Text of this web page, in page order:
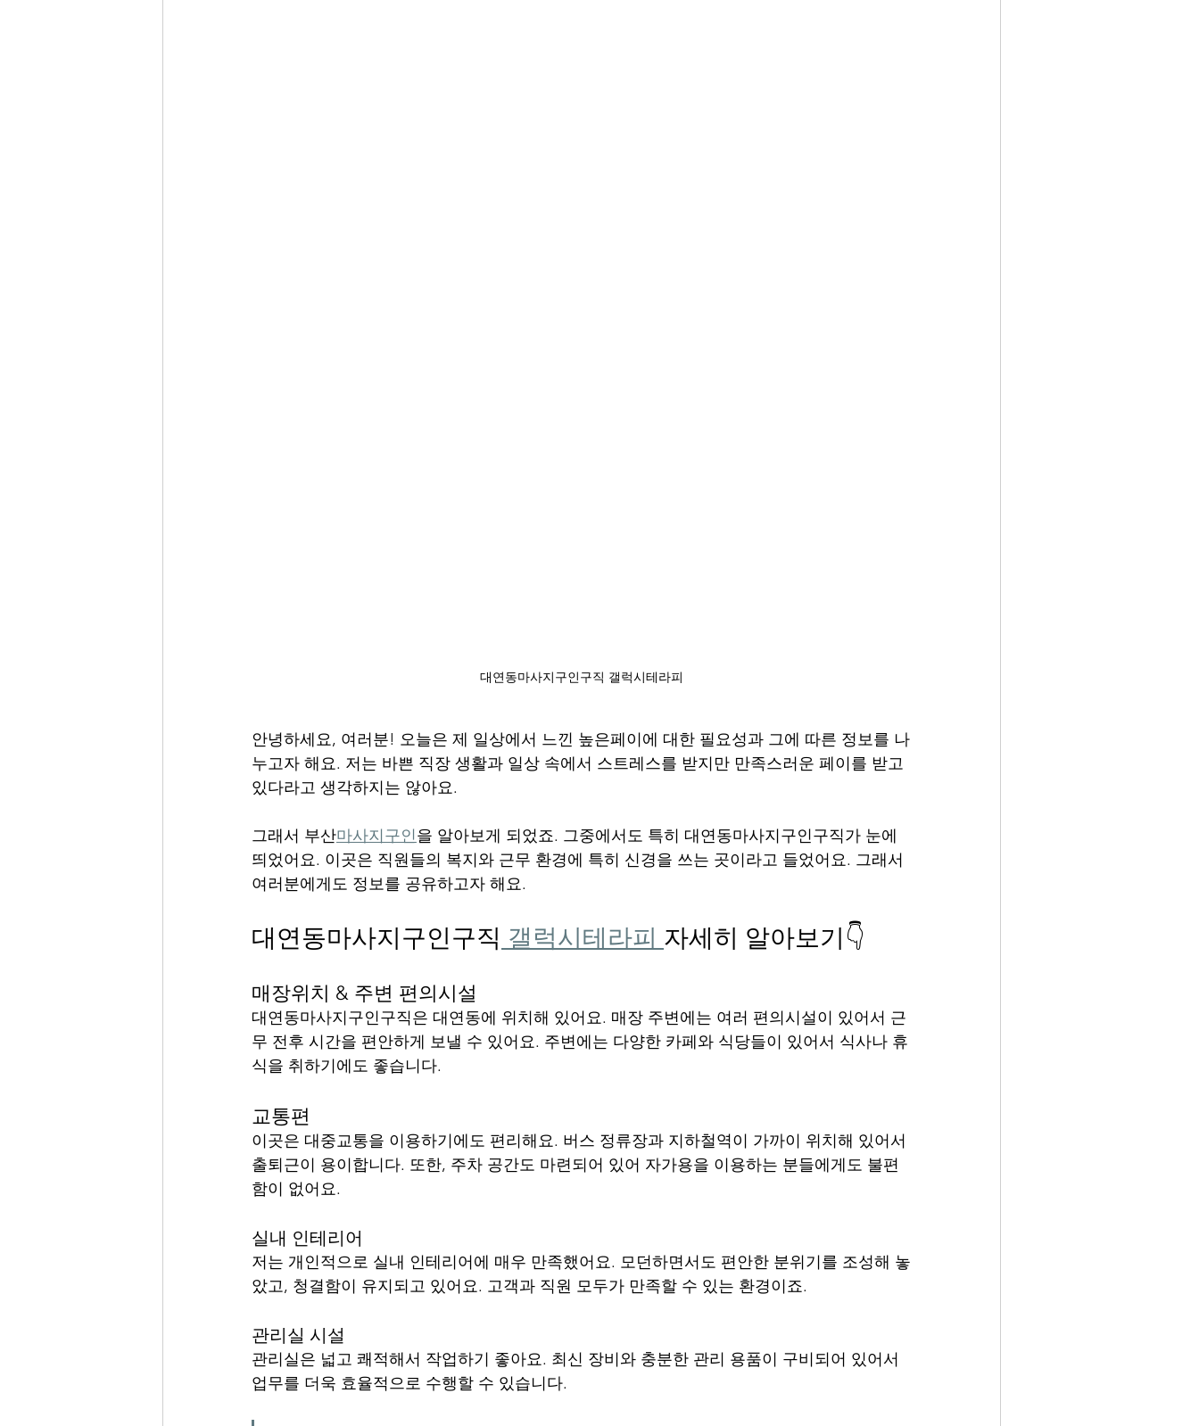
대연동마사지구인구직 갤럭시테라피
안녕하세요, 여러분! 오늘은 제 일상에서 느낀 높은페이에 대한 필요성과 그에 따른 정보를 나
누고자 해요. 저는 바쁜 직장 생활과 일상 속에서 스트레스를 받지만 만족스러운 페이를 받고
있다라고 생각하지는 않아요.
그래서 부산마사지구인을 알아보게 되었죠. 그중에서도 특히 대연동마사지구인구직가 눈에
띄었어요. 이곳은 직원들의 복지와 근무 환경에 특히 신경을 쓰는 곳이라고 들었어요. 그래서
여러분에게도 정보를 공유하고자 해요.
대연동마사지구인구직 갤럭시테라피 자세히 알아보기👇
매장위치 & 주변 편의시설
대연동마사지구인구직은 대연동에 위치해 있어요. 매장 주변에는 여러 편의시설이 있어서 근
무 전후 시간을 편안하게 보낼 수 있어요. 주변에는 다양한 카페와 식당들이 있어서 식사나 휴
식을 취하기에도 좋습니다.
교통편
이곳은 대중교통을 이용하기에도 편리해요. 버스 정류장과 지하철역이 가까이 위치해 있어서
출퇴근이 용이합니다. 또한, 주차 공간도 마련되어 있어 자가용을 이용하는 분들에게도 불편
함이 없어요.
실내 인테리어
저는 개인적으로 실내 인테리어에 매우 만족했어요. 모던하면서도 편안한 분위기를 조성해 놓
았고, 청결함이 유지되고 있어요. 고객과 직원 모두가 만족할 수 있는 환경이죠.
관리실 시설
관리실은 넓고 쾌적해서 작업하기 좋아요. 최신 장비와 충분한 관리 용품이 구비되어 있어서
업무를 더욱 효율적으로 수행할 수 있습니다.